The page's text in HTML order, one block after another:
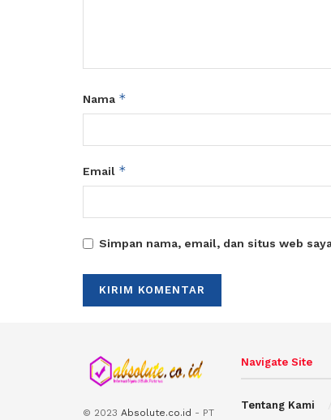
Nama *
Email *
Simpan nama, email, dan situs web
© 2023 Absolute.co.id - PT
Navigate Site
Tentang Kami